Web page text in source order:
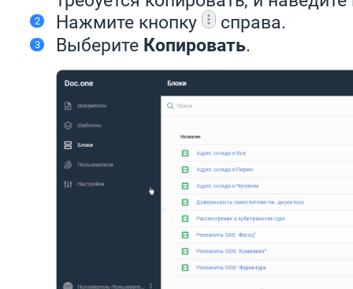
Нажмите кнопку
справа.
Выберите Копировать.